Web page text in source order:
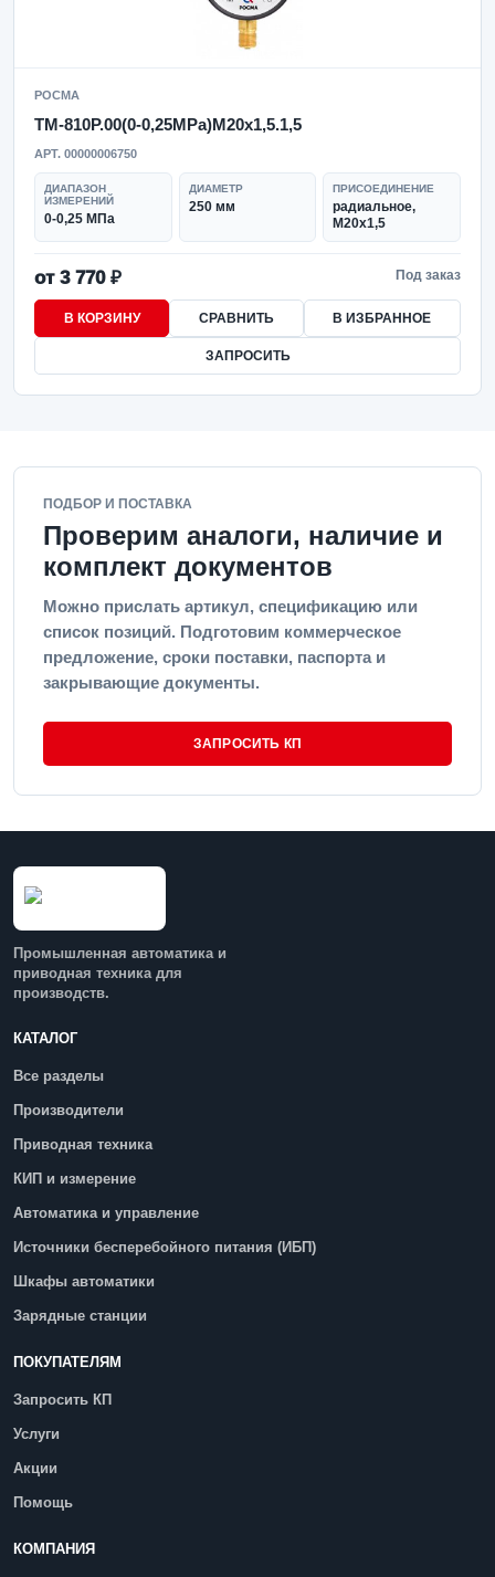
РОСМА
ТМ-810Р.00(0-0,25MPa)M20x1,5.1,5
АРТ. 00000006750
ДИАПАЗОН
ИЗМЕРЕНИЙ
0-0,25 МПа
ДИАМЕТР
250 мм
ПРИСОЕДИНЕНИЕ
радиальное,
M20x1,5
от 3 770 ₽ Под заказ
В КОРЗИНУ СРАВНИТЬ В ИЗБРАННОЕ
ЗАПРОСИТЬ
ПОДБОР И ПОСТАВКА
Проверим аналоги, наличие и
комплект документов
Можно прислать артикул, спецификацию или
список позиций. Подготовим коммерческое
предложение, сроки поставки, паспорта и
закрывающие документы.
ЗАПРОСИТЬ КП
Промышленная автоматика и
приводная техника для
производств.
КАТАЛОГ
Все разделы
Производители
Приводная техника
КИП и измерение
Автоматика и управление
Источники бесперебойного питания (ИБП)
Шкафы автоматики
Зарядные станции
ПОКУПАТЕЛЯМ
Запросить КП
Услуги
Акции
Помощь
КОМПАНИЯ